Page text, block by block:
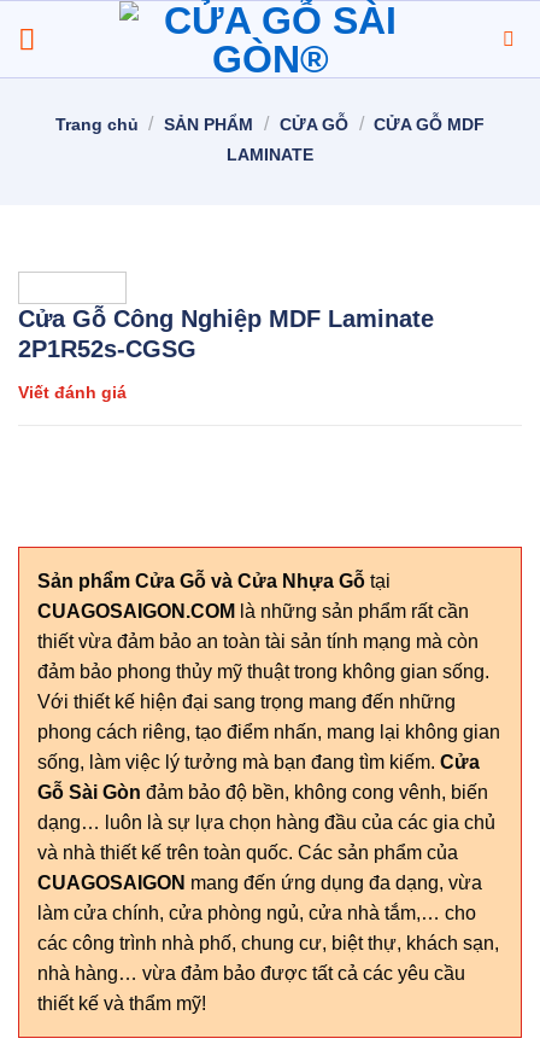
đến
nội
Trang chủ / SẢN PHẨM / CỬA GỖ / CỬA GỖ MDF
LAMINATE
Cửa Gỗ Công Nghiệp MDF Laminate
2P1R52s-CGSG
Viết đánh giá
Sản phẩm Cửa Gỗ và Cửa Nhựa Gỗ tại
CUAGOSAIGON.COM là những sản phẩm rất cần
thiết vừa đảm bảo an toàn tài sản tính mạng mà còn
đảm bảo phong thủy mỹ thuật trong không gian sống.
Với thiết kế hiện đại sang trọng mang đến những
phong cách riêng, tạo điểm nhấn, mang lại không gian
sống, làm việc lý tưởng mà bạn đang tìm kiếm. Cửa
Gỗ Sài Gòn đảm bảo độ bền, không cong vênh, biến
dạng… luôn là sự lựa chọn hàng đầu của các gia chủ
và nhà thiết kế trên toàn quốc. Các sản phẩm của
CUAGOSAIGON mang đến ứng dụng đa dạng, vừa
làm cửa chính, cửa phòng ngủ, cửa nhà tắm,… cho
các công trình nhà phố, chung cư, biệt thự, khách sạn,
nhà hàng… vừa đảm bảo được tất cả các yêu cầu
thiết kế và thẩm mỹ!